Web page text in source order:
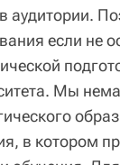
аудитории.
если не
Мы
в котором